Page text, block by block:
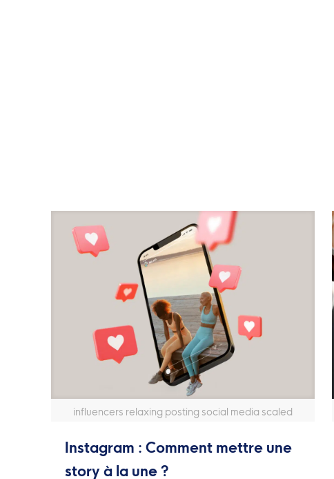
influencers relaxing posting social media scaled
Instagram : Comment mettre une
story à la une ?